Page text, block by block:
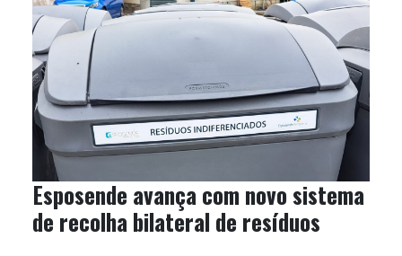
Esposende avança com novo sistema
de recolha bilateral de resíduos